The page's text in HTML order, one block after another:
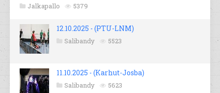
Jalkapallo 5379
12.10.2025 - (PTU-LNM)
Salibandy 5523
11.10.2025 - (Karhut-Josba)
Salibandy 5623